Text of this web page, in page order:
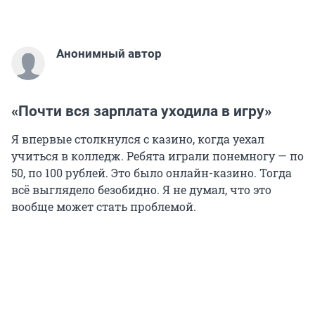
Анонимный автор
«Почти вся зарплата уходила в игру»
Я впервые столкнулся с казино, когда уехал
учиться в колледж. Ребята играли понемногу — по
50, по 100 рублей. Это было онлайн-казино. Тогда
всё выглядело безобидно. Я не думал, что это
вообще может стать проблемой.